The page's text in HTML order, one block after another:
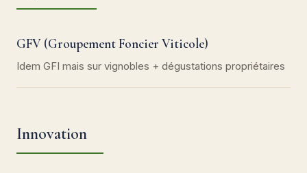
GFV (Groupement Foncier Viticole)
Idem GFI mais sur vignobles + dégustations propriétaires
Innovation